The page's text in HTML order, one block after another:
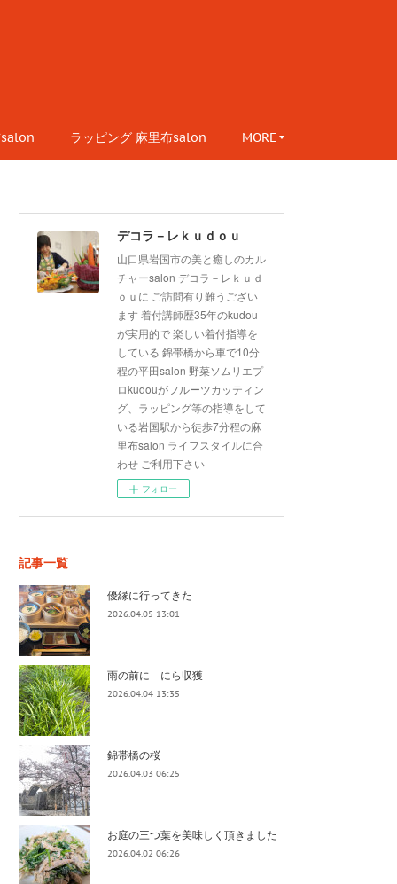
salon ラッピング 麻里布salon MORE
デコラ－レｋｕｄｏｕ
山口県岩国市の美と癒しのカル
チャーsalon デコラ－レｋｕｄ
ｏｕに ご訪問有り難うござい
ます 着付講師歴35年のkudou
が実用的で 楽しい着付指導を
している 錦帯橋から車で10分
程の平田salon 野菜ソムリエプ
ロkudouがフルーツカッティン
グ、ラッピング等の指導をして
いる岩国駅から徒歩7分程の麻
里布salon ライフスタイルに合
わせ ご利用下さい
フォロー
記事一覧
優縁に行ってきた
2026.04.05 13:01
雨の前に にら収獲
2026.04.04 13:35
錦帯橋の桜
2026.04.03 06:25
お庭の三つ葉を美味しく頂きました
2026.04.02 06:26